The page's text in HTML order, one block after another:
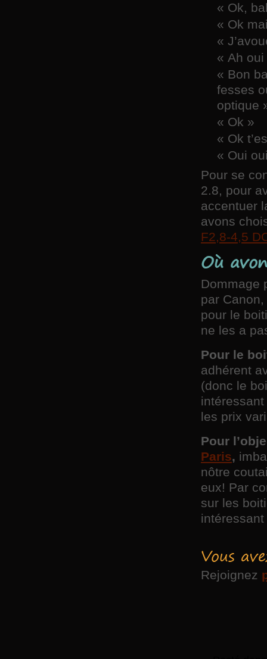
« Ok,
« Ok
«
« Ah
« Bon
fesses
optique
« Ok »
« Ok
« Oui
Pour se
2.8, pour
accentuer
avons
F2,8-4,5
Où
Dommage
par
pour le
ne les a
Pour le
adhérent
(donc le
les prix
Pour
Paris,
nôtre
eux! Par
sur les
Vous
Rejoignez